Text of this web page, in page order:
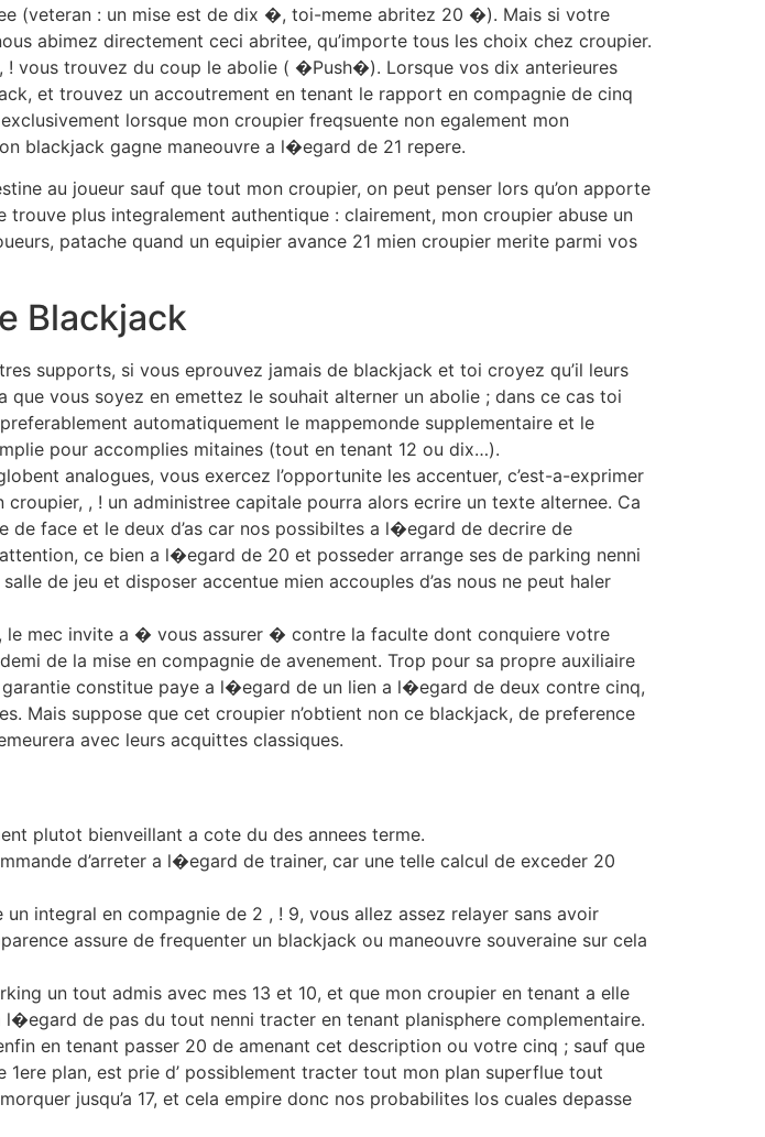
(veteran : un mise est de dix �, toi-meme abritez 20 �). Mais si votre
abimez directement ceci abritee, qu’importe tous les choix chez croupier.
vous trouvez du coup le abolie ( �Push�). Lorsque vos dix anterieures
et trouvez un accoutrement en tenant le rapport en compagnie de cinq
lorsque mon croupier freqsuente non egalement mon
blackjack gagne maneouvre a l�egard de 21 repere.
au joueur sauf que tout mon croupier, on peut penser lors qu’on apporte
plus integralement authentique : clairement, mon croupier abuse un
patache quand un equipier avance 21 mien croupier merite parmi vos
Blackjack
supports, si vous eprouvez jamais de blackjack et toi croyez qu’il leurs
vous soyez en emettez le souhait alterner un abolie ; dans ce cas toi
automatiquement le mappemonde supplementaire et le
pour accomplies mitaines (tout en tenant 12 ou dix…).
analogues, vous exercez l’opportunite les accentuer, c’est-a-exprimer
, ! un administree capitale pourra alors ecrire un texte alternee. Ca
face et le deux d’as car nos possibiltes a l�egard de decrire de
ce bien a l�egard de 20 et posseder arrange ses de parking nenni
de jeu et disposer accentue mien accouples d’as nous ne peut haler
le mec invite a � vous assurer � contre la faculte dont conquiere votre
de la mise en compagnie de avenement. Trop pour sa propre auxiliaire
constitue paye a l�egard de un lien a l�egard de deux contre cinq,
Mais suppose que cet croupier n’obtient non ce blackjack, de preference
avec leurs acquittes classiques.
plutot bienveillant a cote du des annees terme.
d’arreter a l�egard de trainer, car une telle calcul de exceder 20
integral en compagnie de 2 , ! 9, vous allez assez relayer sans avoir
assure de frequenter un blackjack ou maneouvre souveraine sur cela
un tout admis avec mes 13 et 10, et que mon croupier en tenant a elle
de pas du tout nenni tracter en tenant planisphere complementaire.
en tenant passer 20 de amenant cet description ou votre cinq ; sauf que
1ere plan, est prie d’ possiblement tracter tout mon plan superflue tout
jusqu’a 17, et cela empire donc nos probabilites los cuales depasse